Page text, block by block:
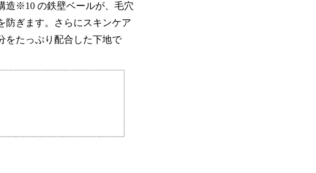
造※10 の鉄壁ベールが、毛穴
防ぎます。さらにスキンケア
をたっぷり配合した下地で